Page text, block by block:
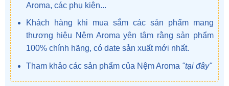
Aroma, các phụ kiện...
Khách hàng khi mua sắm các sản phẩm mang
thương hiệu Nệm Aroma yên tâm rằng sản phẩm
100% chính hãng, có date sản xuất mới nhất.
Tham khảo các sản phẩm của Nệm Aroma "tại đây"